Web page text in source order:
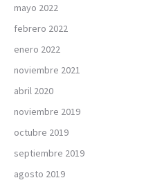
mayo 2022
febrero 2022
enero 2022
noviembre 2021
abril 2020
noviembre 2019
octubre 2019
septiembre 2019
agosto 2019